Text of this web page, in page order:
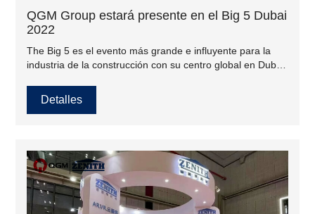
QGM Group estará presente en el Big 5 Dubai
2022
The Big 5 es el evento más grande e influyente para la
industria de la construcción con su centro global en Dubái
Occidente...
Detalles